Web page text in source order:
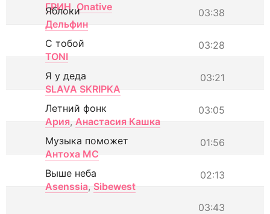
ГРИН, Onative 03:38
Яблоки
Дельфин
03:28
С тобой
TONI
03:21
Я у деда
SLAVA SKRIPKA
03:05
Летний фонк
Ария, Анастасия Кашка
01:56
Музыка поможет
Антоха МС
02:13
Выше неба
Asenssia, Sibewest
03:43